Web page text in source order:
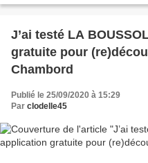
J’ai testé LA
gratuite pour
Chambord
Publié le 25/09/2020 à 15:29
Par clodelle45